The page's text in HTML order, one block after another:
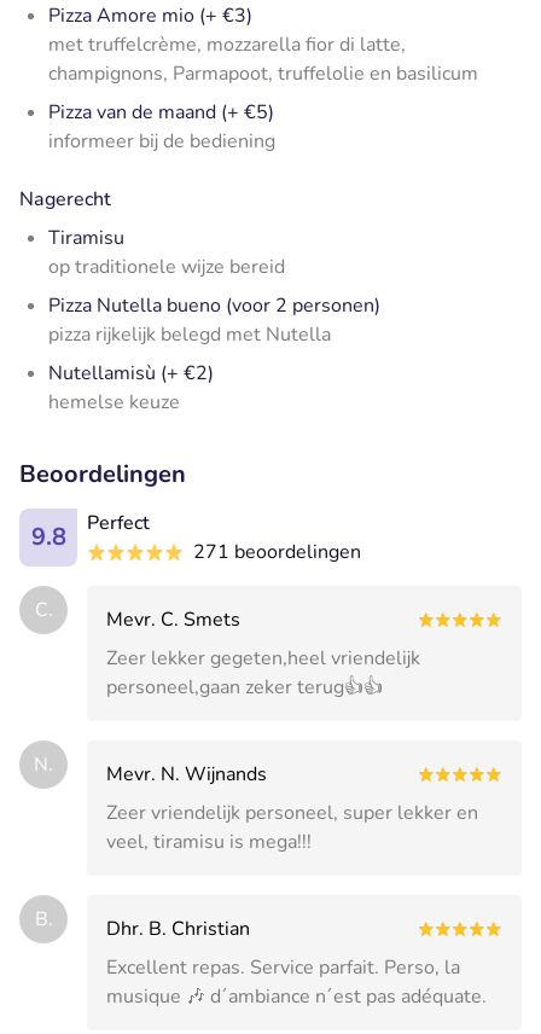
Pizza Amore mio (+ €3)
met truffelcrème, mozzarella fior di latte,
champignons, Parmapoot, truffelolie en basilicum
Pizza van de maand (+ €5)
informeer bij de bediening
Nagerecht
Tiramisu
op traditionele wijze bereid
Pizza Nutella bueno (voor 2 personen)
pizza rijkelijk belegd met Nutella
Nutellamisù (+ €2)
hemelse keuze
Beoordelingen
9.8
Perfect
271 beoordelingen
C.
Mevr. C. Smets
Zeer lekker gegeten,heel vriendelijk
personeel,gaan zeker terug👍👍
N.
Mevr. N. Wijnands
Zeer vriendelijk personeel, super lekker en
veel, tiramisu is mega!!!
B.
Dhr. B. Christian
Excellent repas. Service parfait. Perso, la
musique 🎶 d´ambiance n´est pas adéquate.